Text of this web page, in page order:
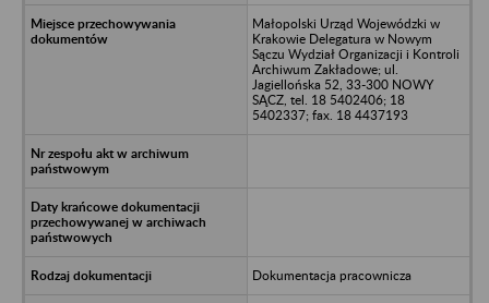
Małopolski Urząd Wojewódzki w
Krakowie Delegatura w Nowym
Sączu Wydział Organizacji i Kontroli
Archiwum Zakładowe; ul.
Jagiellońska 52, 33-300 NOWY
SĄCZ, tel. 18 5402406; 18
5402337; fax. 18 4437193
Dokumentacja pracownicza